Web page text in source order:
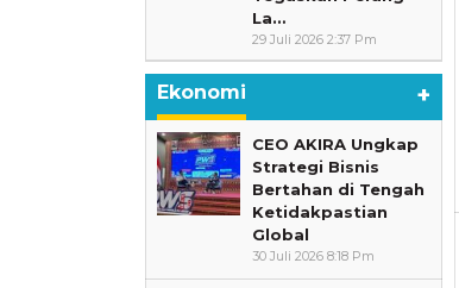
La…
29 Juli 2026 2:37 Pm
Ekonomi +
CEO AKIRA Ungkap
Strategi Bisnis
Bertahan di Tengah
Ketidakpastian
Global
30 Juli 2026 8:18 Pm